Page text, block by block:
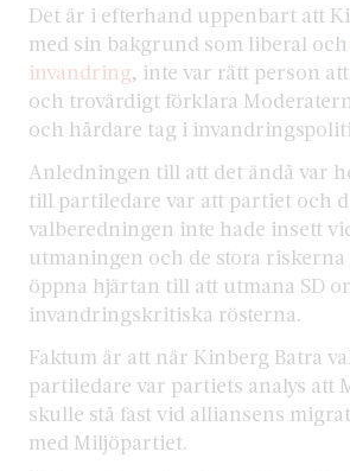
Det är i efterhand uppenbart att
med sin bakgrund som liberal och
invandring, inte var rätt person
och trovärdigt förklara
och hårdare tag i
Anledningen till att det ändå var
till partiledare var att partiet och
valberedningen inte hade insett
utmaningen och de stora riskerna
öppna hjärtan till att utmana SD
invandringskritiska rösterna.
Faktum är att när Kinberg Batra
partiledare var partiets analys att
skulle stå fast vid alliansens
med Miljöpartiet.